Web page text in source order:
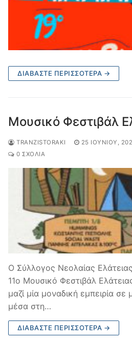
ΔΙΑΒΆΣΤΕ ΠΕΡΙΣΣΌΤΕΡΑ →
Μουσικό Φεστιβάλ
TRANZISTORAKI 25 ΙΟΥΝΊΟΥ,
0 ΣΧΌΛΙΑ
Ο Σύλλογος Νεολαίας
11ο Μουσικό Φεστιβάλ
μαζί μία μοναδική εμπειρία
μέσα στη…
ΔΙΑΒΆΣΤΕ ΠΕΡΙΣΣΌΤΕΡΑ →